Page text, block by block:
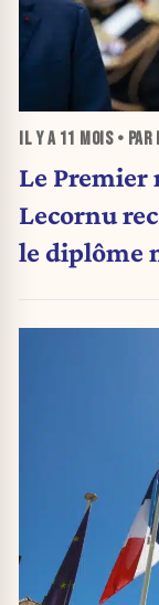
IL Y A 11 MOIS• PAR
Le Premier
Lecornu
le diplôme